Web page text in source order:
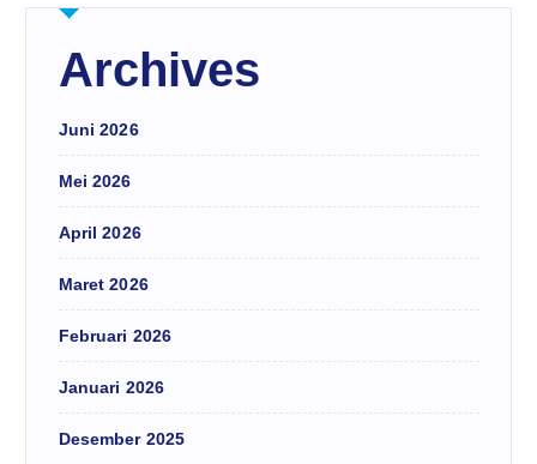
Archives
Juni 2026
Mei 2026
April 2026
Maret 2026
Februari 2026
Januari 2026
Desember 2025